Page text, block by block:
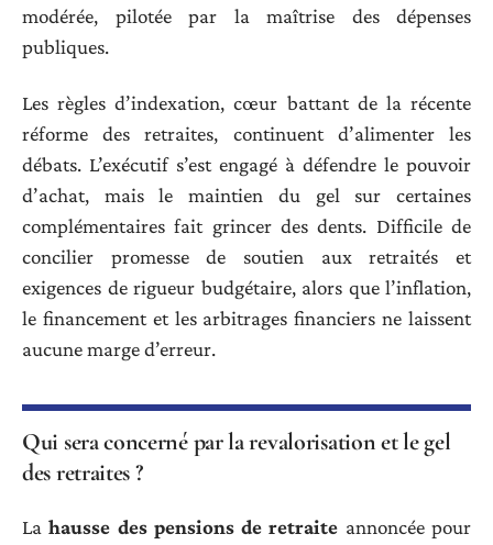
modérée, pilotée par la maîtrise des dépenses
publiques.
Les règles d’indexation, cœur battant de la récente
réforme des retraites, continuent d’alimenter les
débats. L’exécutif s’est engagé à défendre le pouvoir
d’achat, mais le maintien du gel sur certaines
complémentaires fait grincer des dents. Difficile de
concilier promesse de soutien aux retraités et
exigences de rigueur budgétaire, alors que l’inflation,
le financement et les arbitrages financiers ne laissent
aucune marge d’erreur.
Qui sera concerné par la revalorisation et le gel
des retraites ?
Lahausse des pensions de retraite annoncée pour